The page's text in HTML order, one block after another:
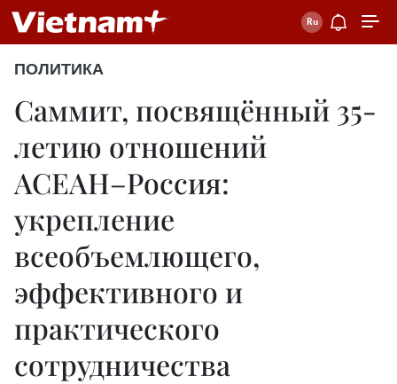
ПОЛИТИКА
Саммит, посвящённый 35-
летию отношений
АСЕАН–Россия:
укрепление
всеобъемлющего,
эффективного и
практического
сотрудничества